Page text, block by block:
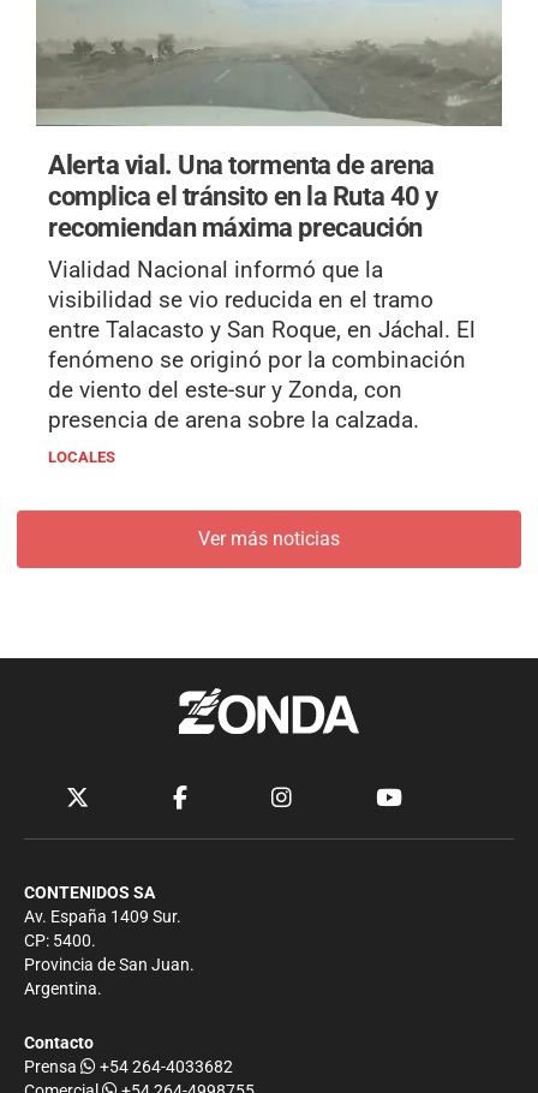
Alerta vial. Una tormenta de arena
complica el tránsito en la Ruta 40 y
recomiendan máxima precaución
Vialidad Nacional informó que la
visibilidad se vio reducida en el tramo
entre Talacasto y San Roque, en Jáchal. El
fenómeno se originó por la combinación
de viento del este-sur y Zonda, con
presencia de arena sobre la calzada.
LOCALES
Ver más noticias
CONTENIDOS SA
Av. España 1409 Sur.
CP: 5400.
Provincia de San Juan.
Argentina.
Contacto
Prensa
+54 264-4033682